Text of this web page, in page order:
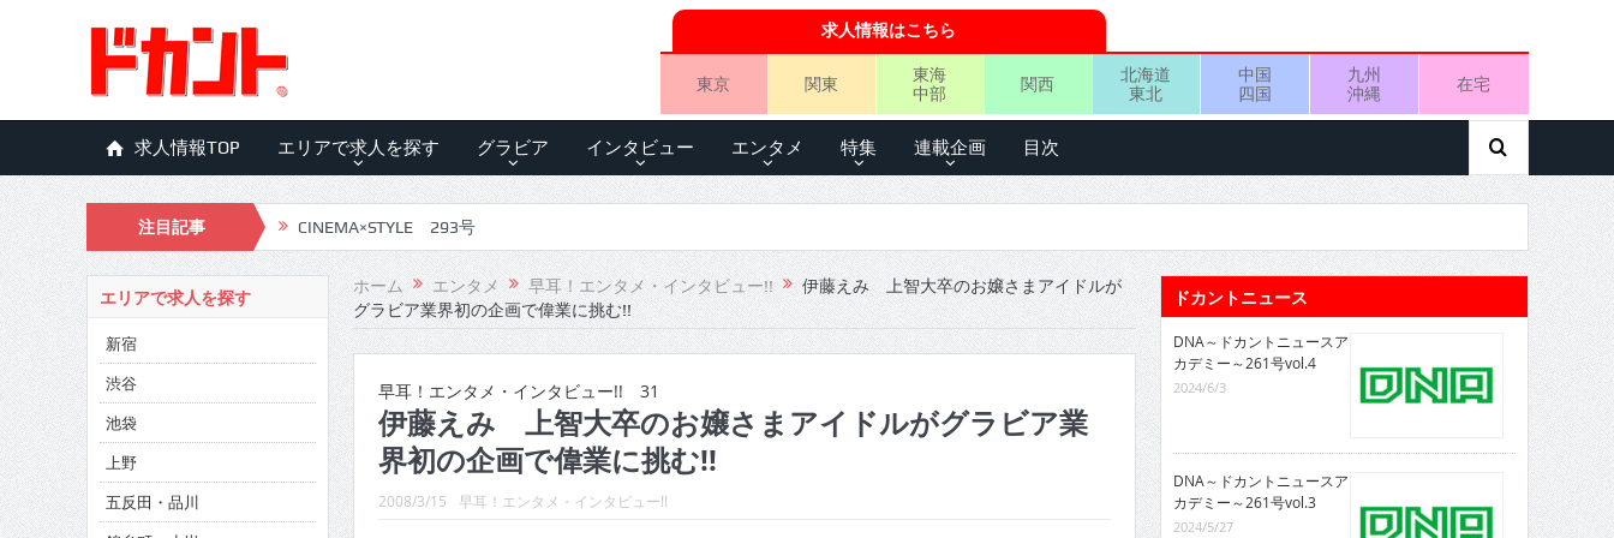
求人情報はこちら
東京 関東
東海
中部
関西
北海道
東北
中国
四国
九州
沖縄
在宅
求人情報TOP エリアで求人を探す グラビア インタビュー エンタメ 特集 連載企画 目次
注目記事 CINEMA×STYLE 293号
CINEMA×STYLE 292号
CINEMA×STYLE 291号
CINEMA×STYLE 290号
CINEMA×STYLE 289号
CINEMA×STYLE 288号
CINEMA×STYLE 287号
ホーム エンタメ 早耳！エンタメ・インタビュー!!
伊藤えみ 上智大卒のお嬢さまアイドルが
グラビア業界初の企画で偉業に挑む!!
早耳！エンタメ・インタビュー!! 31
伊藤えみ 上智大卒のお嬢さまアイドルがグラビア業
界初の企画で偉業に挑む!!
2008/3/15 早耳！エンタメ・インタビュー!!
エリアで求人を探す
新宿
渋谷
池袋
上野
五反田・品川
ドカントニュース
DNA～ドカントニュースア
カデミー～261号vol.4
2024/6/3
DNA～ドカントニュースア
カデミー～261号vol.3
2024/5/27